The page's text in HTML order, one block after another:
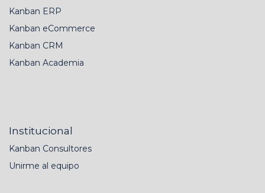
Kanban ERP
Kanban eCommerce
Kanban CRM
Kanban Academia
Institucional
Kanban Consultores
Unirme al equipo